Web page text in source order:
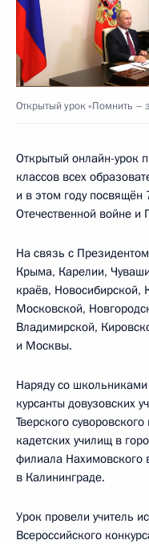
Открытый урок «Помнить –
Открытый онлайн-урок
классов всех
и в этом году
Отечественной войне и
На связь с
Крыма, Карелии,
краёв, Новосибирской,
Московской,
Владимирской,
и Москвы.
Наряду со школьниками
курсанты довузовских
Тверского
кадетских училищ в
филиала Нахимовского
в Калининграде.
Урок провели учитель
Всероссийского